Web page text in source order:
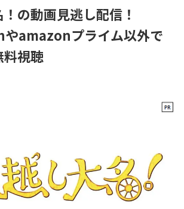
の動画見逃し配信！
amazonプライム以外で
視聴